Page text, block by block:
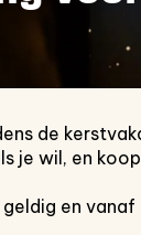
de
je wil, en
geldig en